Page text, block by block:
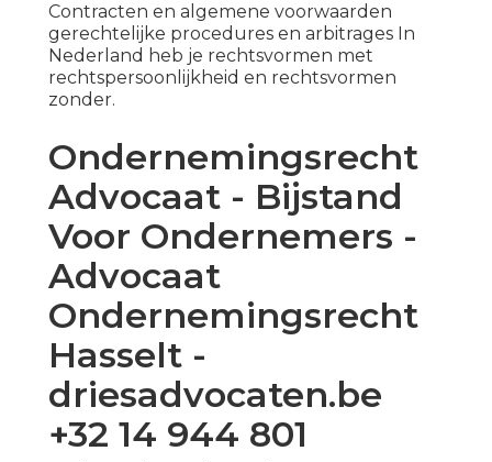
Contracten en algemene voorwaarden
gerechtelijke procedures en arbitrages In
Nederland heb je rechtsvormen met
rechtspersoonlijkheid en rechtsvormen
zonder.
Ondernemingsrecht
Advocaat - Bijstand
Voor Ondernemers -
Advocaat
Ondernemingsrecht
Hasselt -
driesadvocaten.be
+32 14 944 801